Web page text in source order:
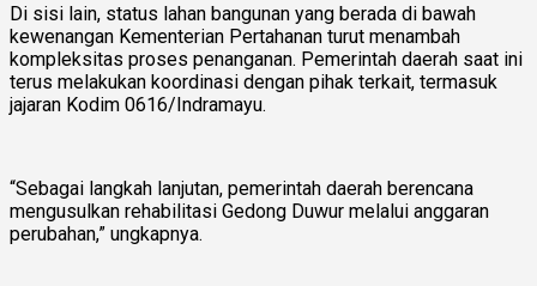
Di sisi lain, status lahan bangunan yang berada di bawah
kewenangan Kementerian Pertahanan turut menambah
kompleksitas proses penanganan. Pemerintah daerah saat ini
terus melakukan koordinasi dengan pihak terkait, termasuk
jajaran Kodim 0616/Indramayu.
“Sebagai langkah lanjutan, pemerintah daerah berencana
mengusulkan rehabilitasi Gedong Duwur melalui anggaran
perubahan,” ungkapnya.